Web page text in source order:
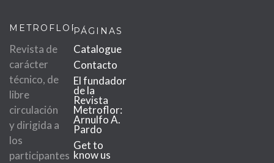
METROFLOR
Revista de
carácter
técnico, de
libre
circulación
y dirigida a
los
participantes
PÁGINAS
Catalogue
Contacto
El fundador
de la
Revista
Metroflor:
Arnulfo A.
Pardo
Get to
know us